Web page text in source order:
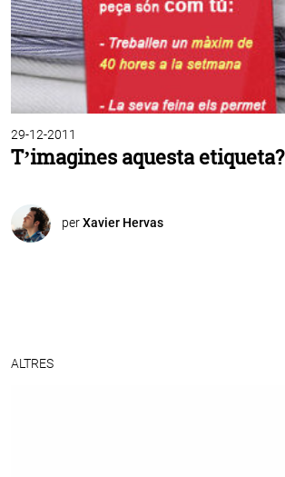
29-12-2011
T’imagines aquesta etiqueta?
perXavier Hervas
ALTRES